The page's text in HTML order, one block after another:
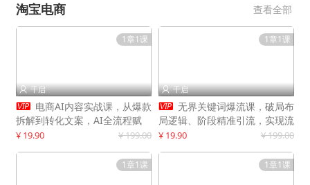
淘宝电商 查看全部
1章1课
 千启
 电商AI内容实战课，从爆款
拆解到转化文案，AI全流程赋
能，解放人力，单月节省内容成
¥ 19.90 ¥ 199.00
1章1课
 千启
 无界关键词爆流课，破局布
局逻辑、阶段精准引流，实现流
量翻倍，店铺业绩增长50%+
¥ 19.90 ¥ 199.00
1章1课 1章1课